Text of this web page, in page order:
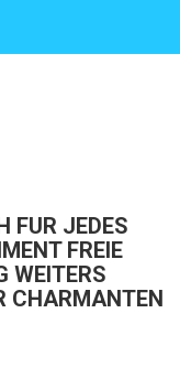
FUR JEDES
FREIE
WEITERS
CHARMANTEN